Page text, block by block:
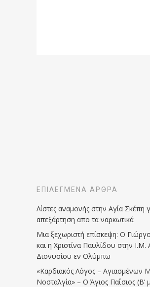
ΕΠΙΛΕΓΜΈΝΑ ΆΡΘΡΑ
Λίστες αναμονής στην Αγία Σκέπη
απεξάρτηση απο τα ναρκωτικά
Μια ξεχωριστή επίσκεψη: Ο
και η Χριστίνα Παυλίδου στην Ι.Μ.
Διονυσίου εν Ολύμπω
«Καρδιακός Λόγος – Αγιασμένων
Νοσταλγία» – Ο Άγιος Παΐσιος (Β’